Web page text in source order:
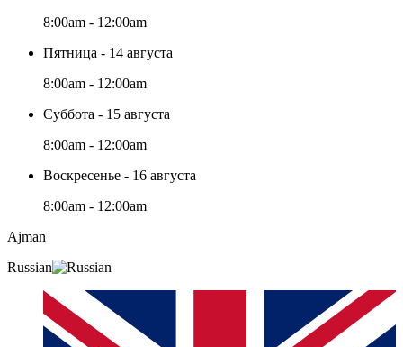
8:00am - 12:00am
Пятница - 14 августа
8:00am - 12:00am
Суббота - 15 августа
8:00am - 12:00am
Воскресенье - 16 августа
8:00am - 12:00am
Ajman
Russian